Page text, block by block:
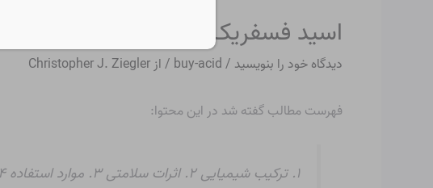
اسید فسفریک موجود در نوشابه
دیدگاه‌ خود را بنویسید /
buy-acid / از Christopher J. Ziegler
فهرست مطالب گفته شد در این محتوا:
۱. ترکیب شیمیایی ۲. اثرات سلامتی ۳. موارد استفاده ۴. فرآیند تولید ۵. در دسترس بودن ۶. جایگزین